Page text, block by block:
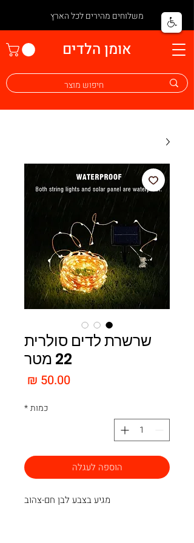
משלוחים מהירים לכל הארץ
אומן הלדים
שרשרת לדים סולרית
22 מטר
כמות*
הוספה לעגלה
מגיע בצבע לבן חם-צהוב